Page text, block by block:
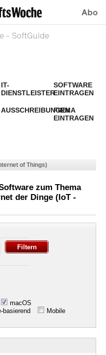
Abo
- SoftGuide
IT-
DIENSTLEISTER
SOFTWARE
EINTRAGEN
AUSSCHREIBUNGEN
FIRMA
EINTRAGEN
of Things)
zum Thema
der Dinge (IoT -
macOS
basierend Mobile